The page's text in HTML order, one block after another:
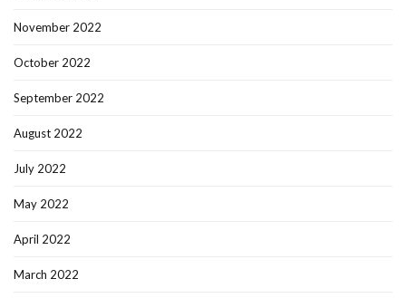
November 2022
October 2022
September 2022
August 2022
July 2022
May 2022
April 2022
March 2022